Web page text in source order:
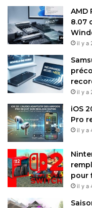
AMD
8.07
il y a
il y a
iOS
Pro
il y a
pour
il y a